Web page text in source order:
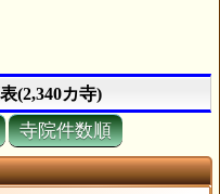
(2,340カ寺)
寺院件数順